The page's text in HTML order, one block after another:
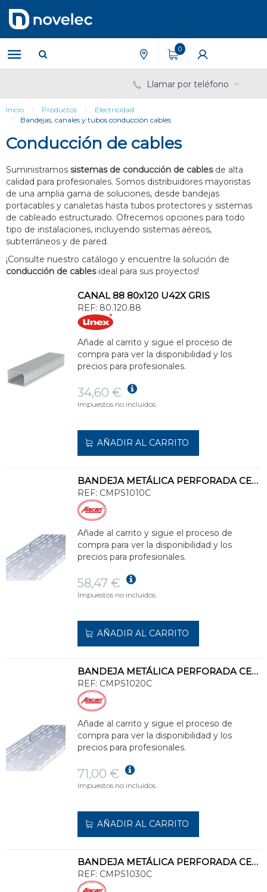
contenido
menú
de
navegación
0
Llamar por teléfono
Inicio Productos
Electricidad
Bandejas, canales y tubos conducción cables
Conducción de cables
Suministramos sistemas de conducción de cablesde alta
calidad para profesionales. Somos distribuidores mayoristas
de una amplia gama de soluciones, desde bandejas
portacables y canaletas hasta tubos protectores y sistemas
de cableado estructurado. Ofrecemos opciones para todo
tipo de instalaciones, incluyendo sistemas aéreos,
subterráneos y de pared.
¡Consulte nuestro catálogo y encuentre la solución de
conducción de cablesideal para sus proyectos!
CANAL 88 80x120 U42X GRIS
REF: 80.120.88
Añade al carrito y sigue el proceso de
compra para ver la disponibilidad y los
precios para profesionales.
34,60 €
Impuestos no incluidos.
AÑADIR AL CARRITO
BANDEJA METÁLICA PERFORADA CERTIFICADA 100x100 GALVANIZADO SENZIMIR
REF: CMPS1010C
Añade al carrito y sigue el proceso de
compra para ver la disponibilidad y los
precios para profesionales.
58,47 €
Impuestos no incluidos.
AÑADIR AL CARRITO
BANDEJA METÁLICA PERFORADA CERTIFICADA 100x200 GALVANIZADO SENZIMIR
REF: CMPS1020C
Añade al carrito y sigue el proceso de
compra para ver la disponibilidad y los
precios para profesionales.
71,00 €
Impuestos no incluidos.
AÑADIR AL CARRITO
BANDEJA METÁLICA PERFORADA CERTIFICADA 100x300 GALVANIZADO SENZIMIR
REF: CMPS1030C